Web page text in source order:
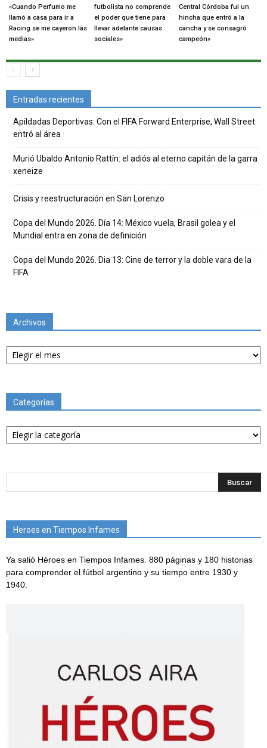
«Cuando Perfumo me
llamó a casa para ir a
Racing se me cayeron las
medias»
futbolista no comprende
el poder que tiene para
llevar adelante causas
sociales»
Central Córdoba fui un
hincha que entró a la
cancha y se consagró
campeón»
Entradas recientes
Apildadas Deportivas: Con el FIFA Forward Enterprise, Wall Street
entró al área
Murió Ubaldo Antonio Rattín: el adiós al eterno capitán de la garra
xeneize
Crisis y reestructuración en San Lorenzo
Copa del Mundo 2026. Día 14: México vuela, Brasil golea y el
Mundial entra en zona de definición
Copa del Mundo 2026. Dia 13: Cine de terror y la doble vara de la
FIFA
Archivos
Archivos
Categorías
Categorías
Heroes en Tiempos Infames
Ya salió Héroes en Tiempos Infames. 880 páginas y 180 historias
para comprender el fútbol argentino y su tiempo entre 1930 y
1940.